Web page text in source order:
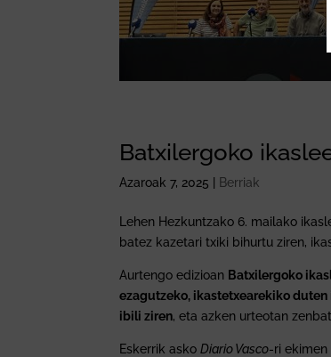
Batxilergoko
Azaroak 7, 2025 Berriak
Lehen Hezkuntzako 6. mailako
batez kazetari txiki bihurtu ziren,
Aurtengo edizioan Batxilergoko
ezagutzeko, ikastetxearekiko
ibili ziren, eta azken urteotan
Eskerrik askoDiario Vasco-ri